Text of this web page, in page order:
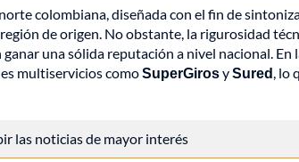
colombiana, diseñada con el fin de
de origen. No obstante, la rigurosidad
una sólida reputación a nivel nacional.
multiservicios comoSuperGirosySured, lo
las noticias de mayor interés